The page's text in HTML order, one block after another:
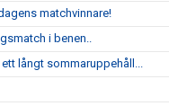
matchvinnare!
i benen..
långt sommaruppehåll...